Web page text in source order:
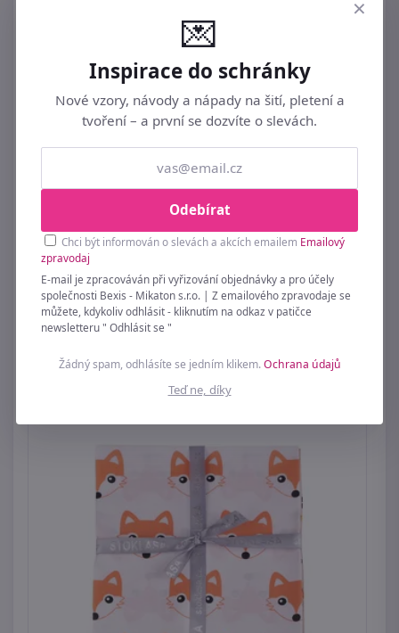
Bavlněná látka / plátno safari zvířátka
METRÁŽ
149 Kč
×
💌
Inspirace do schránky
Nové vzory, návody a nápady na šití, pletení a
tvoření – a první se dozvíte o slevách.
Odebírat
Chci být informován o slevách a akcích emailem Emailový
zpravodaj
E-mail je zpracováván při vyřizování objednávky a pro účely
společnosti Bexis - Mikaton s.r.o. | Z emailového zpravodaje se
můžete, kdykoliv odhlásit - kliknutím na odkaz v patičce
newsletteru " Odhlásit se "
Žádný spam, odhlásíte se jedním klikem.Ochrana údajů
Teď ne, díky